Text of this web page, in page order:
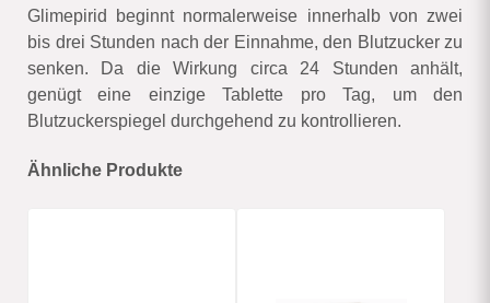
Glimepirid beginnt normalerweise innerhalb von zwei
bis drei Stunden nach der Einnahme, den Blutzucker zu
senken. Da die Wirkung circa 24 Stunden anhält,
genügt eine einzige Tablette pro Tag, um den
Blutzuckerspiegel durchgehend zu kontrollieren.
Ähnliche Produkte